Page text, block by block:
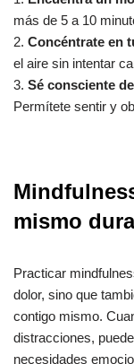
más de 5 a 10
2. Concéntrate en
el aire sin intentar
3. Sé consciente
Permítete sentir y
mismo
Practicar
dolor, sino que
contigo mismo.
distracciones,
necesidades